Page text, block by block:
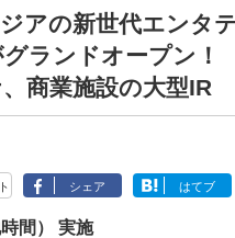
アの新世代エンタ
グランドオープン
商業施設の大型IR
シェア はてブ
間） 実施